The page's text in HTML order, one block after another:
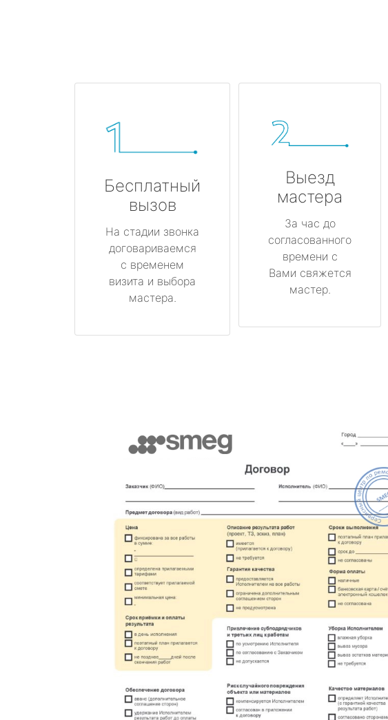
Бесплатный
вызов
На стадии звонка
договариваемся
с временем
визита и выбора
мастера.
Выезд
мастера
За час до
согласованного
времени с
Вами свяжется
мастер.